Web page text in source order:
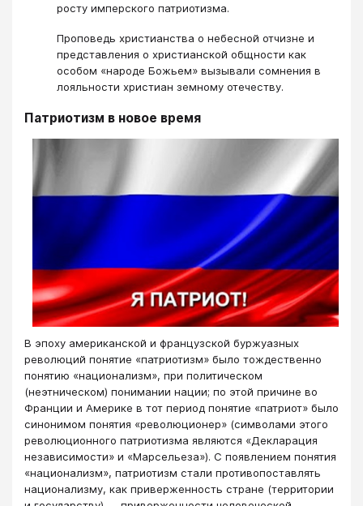
росту имперского патриотизма.
Проповедь христианства о небесной отчизне и
представления о христианской общности как
особом «народе Божьем» вызывали сомнения в
лояльности христиан земному отечеству.
Патриотизм в новое время
В эпоху американской и французской буржуазных
революций понятие «патриотизм» было тождественно
понятию «национализм», при политическом
(неэтническом) понимании нации; по этой причине во
Франции и Америке в тот период понятие «патриот» было
синонимом понятия «революционер» (символами этого
революционного патриотизма являются «Декларация
независимости» и «Марсельеза»). С появлением понятия
«национализм», патриотизм стали противопоставлять
национализму, как приверженность стране (территории